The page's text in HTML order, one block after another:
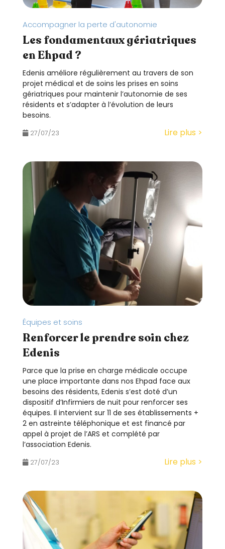
Accompagner la perte d'autonomie
Les fondamentaux gériatriques
en Ehpad ?
Edenis améliore régulièrement au travers de son
projet médical et de soins les prises en soins
gériatriques pour maintenir l’autonomie de ses
résidents et s’adapter à l’évolution de leurs
besoins.
27/07/23 Lire plus >
Équipes et soins
Renforcer le prendre soin chez
Edenis
Parce que la prise en charge médicale occupe
une place importante dans nos Ehpad face aux
besoins des résidents, Edenis s’est doté d’un
dispositif d’Infirmiers de nuit pour renforcer ses
équipes. Il intervient sur 11 de ses établissements +
2 en astreinte téléphonique et est financé par
appel à projet de l’ARS et complété par
l’association Edenis.
27/07/23 Lire plus >